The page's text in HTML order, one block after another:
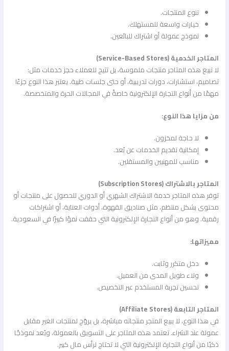
تنوع المنتجات.
خيارات واسعة للمستهلك.
نموذج عمولة أو اشتراك للبائعين.
المتاجر الخدمية (Service-Based Stores)
لا تبيع هذه المتاجر منتجات ملموسة، بل تتيح للعملاء حجز خدمات مثل:
تصاميم، استشارات، دورات تدريبية، أو حتى جلسات طبية. يعتبر هذا النوع جزءًا
مهمًا من أنواع التجارة الإلكترونية خاصةً في المجالات الحرة والمتخصصة.
من مزايا هذا النوع:
لا حاجة لمخزون.
إمكانية تقديم الخدمات عن بُعد.
مناسب للمهنيين والمستقلين.
المتاجر بالاشتراك (Subscription Stores)
توفر هذه المتاجر خدمة الاشتراك الشهري أو الدوري للحصول على منتجات أو
محتوى بشكل منتظم، مثل صناديق القهوة، أدوات العناية، أو اشتراكات
رقمية. وهو من أنواع التجارة الإلكترونية التي حققت نموًا كبيرًا في السعودية.
مميزاتها:
دخل متكرر وثابت.
ولاء طويل المدى من العميل.
تحسين تجربة المستخدم عبر التخصيص.
المتاجر التابعة (Affiliate Stores)
في هذا النوع، لا يبيع المتجر منتجاته مباشرة، بل يروّج لمنتجات الغير مقابل
عمولة عند الشراء. تعتمد هذه المتاجر على التسويق بالعمولة، ويُعد نموذجًا
ذكيًا من أنواع التجارة الإلكترونية التي لا تحتاج لرأس مال كبير.